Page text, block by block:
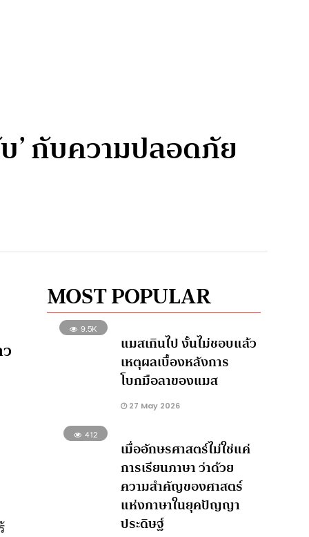
’ กับความปลอดภัย
MOST POPULAR
9.5K
แมสเกินไป งั้นไม่ชอบแล้ว
เหตุผลเบื้องหลังการ
โบกมือลาของแมส
27 May 2026
412
เมื่ออักษรศาสตร์ไม่ใช่แค่
การเรียนภาษา ว่าด้วย
ความสำคัญของศาสตร์
แห่งภาษาในยุคปัญญา
ประดิษฐ์